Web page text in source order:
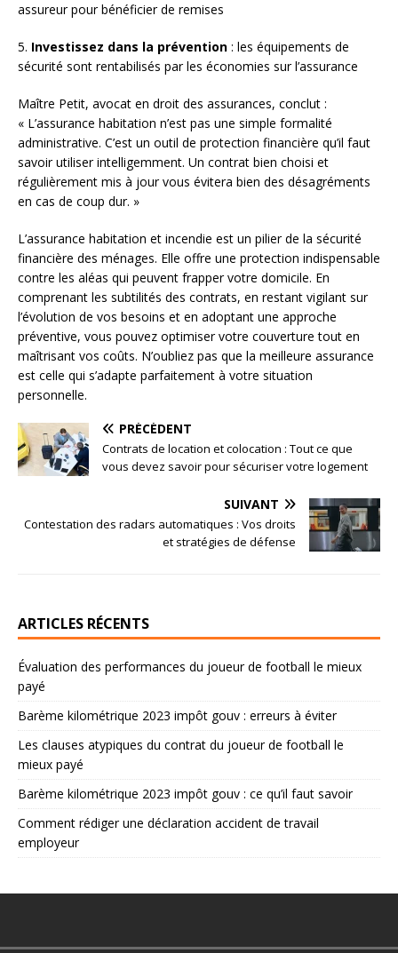
assureur pour bénéficier de remises
5. Investissez dans la prévention : les équipements de
sécurité sont rentabilisés par les économies sur l’assurance
Maître Petit, avocat en droit des assurances, conclut :
« L’assurance habitation n’est pas une simple formalité
administrative. C’est un outil de protection financière qu’il faut
savoir utiliser intelligemment. Un contrat bien choisi et
régulièrement mis à jour vous évitera bien des désagréments
en cas de coup dur. »
L’assurance habitation et incendie est un pilier de la sécurité
financière des ménages. Elle offre une protection indispensable
contre les aléas qui peuvent frapper votre domicile. En
comprenant les subtilités des contrats, en restant vigilant sur
l’évolution de vos besoins et en adoptant une approche
préventive, vous pouvez optimiser votre couverture tout en
maîtrisant vos coûts. N’oubliez pas que la meilleure assurance
est celle qui s’adapte parfaitement à votre situation
personnelle.
PRÉCÉDENT
Contrats de location et colocation : Tout ce que
vous devez savoir pour sécuriser votre logement
SUIVANT
Contestation des radars automatiques : Vos droits
et stratégies de défense
ARTICLES RÉCENTS
Évaluation des performances du joueur de football le mieux
payé
Barème kilométrique 2023 impôt gouv : erreurs à éviter
Les clauses atypiques du contrat du joueur de football le
mieux payé
Barème kilométrique 2023 impôt gouv : ce qu’il faut savoir
Comment rédiger une déclaration accident de travail
employeur